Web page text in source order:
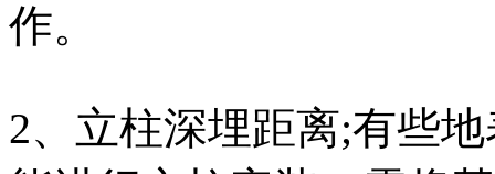
作。
2、立柱深埋距离;有些